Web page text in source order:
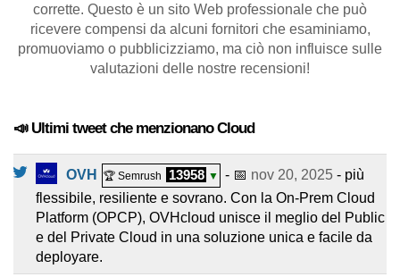
corrette. Questo è un sito Web professionale che può
ricevere compensi da alcuni fornitori che esaminiamo,
promuoviamo o pubblicizziamo, ma ciò non influisce sulle
valutazioni delle nostre recensioni!
📣 Ultimi tweet che menzionano Cloud
OVH 🏆 Semrush 13958 ▼ - 📅 nov 20, 2025 - più
flessibile, resiliente e sovrano. Con la On-Prem Cloud
Platform (OPCP), OVHcloud unisce il meglio del Public
e del Private Cloud in una soluzione unica e facile da
deployare.